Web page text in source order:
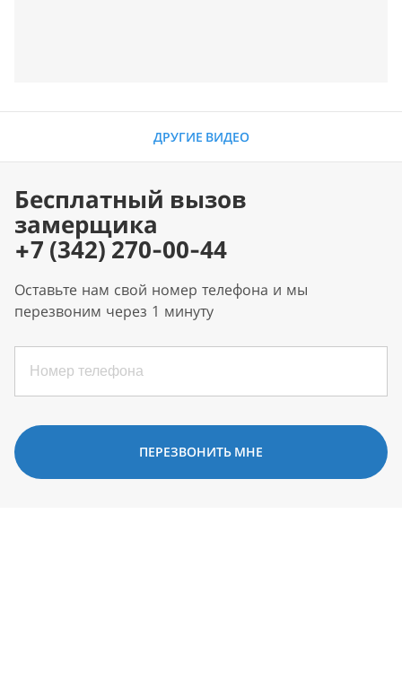
ДРУГИЕ ВИДЕО
Бесплатный вызов
замерщика
+7 (342) 270-00-44
Оставьте нам свой номер телефона и мы
перезвоним через 1 минуту
ПЕРЕЗВОНИТЬ МНЕ